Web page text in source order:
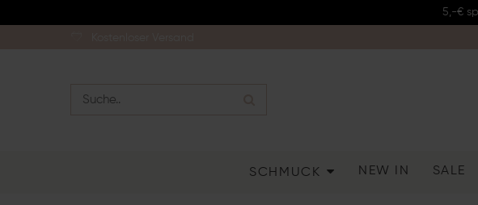
5,-€
SCHMUCK NEW IN SALE